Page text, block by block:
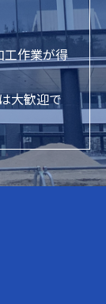
工作業が得
大歓迎で